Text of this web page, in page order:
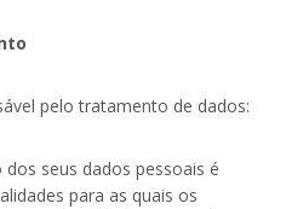
pelo tratamento de dados:
seus dados pessoais é
para as quais os